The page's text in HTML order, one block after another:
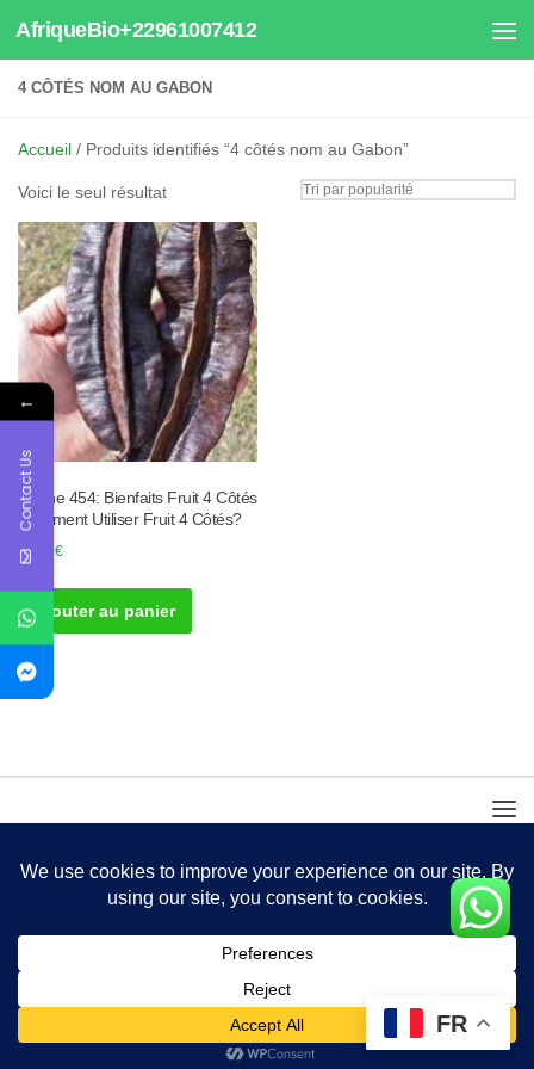
Au dessous du contenu
AfriqueBio+22961007412
4 CÔTÉS NOM AU GABON
Accueil / Produits identifiés “4 côtés nom au Gabon”
Voici le seul résultat
Tisane 454: Bienfaits Fruit 4 Côtés
Comment Utiliser Fruit 4 Côtés?
20.00€
Ajouter au panier
FR
←
Contact Us